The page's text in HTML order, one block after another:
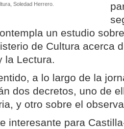
Soledad Herrero.
un estudio
de Cultura acerca
la Lectura.
a lo largo de la
dos decretos, uno de
y otro sobre el
interesante para